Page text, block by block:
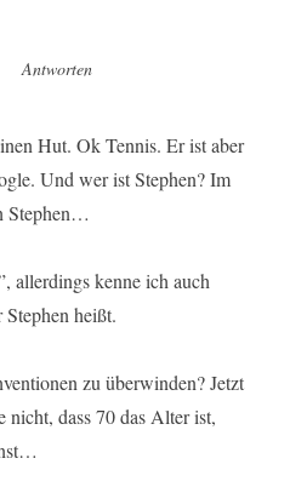
16:48
Antworten
Hut. Ok Tennis. Er ist aber
Und wer ist Stephen? Im
Stephen…
allerdings kenne ich auch
heißt.
zu überwinden? Jetzt
dass 70 das Alter ist,